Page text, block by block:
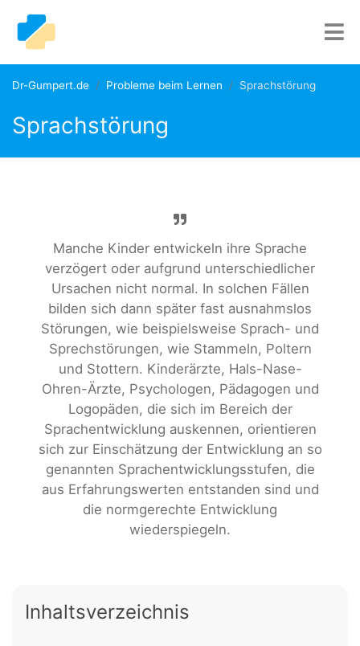
Dr-Gumpert.de Probleme beim Lernen Sprachstörung
Sprachstörung
Manche Kinder entwickeln ihre Sprache
verzögert oder aufgrund unterschiedlicher
Ursachen nicht normal. In solchen Fällen
bilden sich dann später fast ausnahmslos
Störungen, wie beispielsweise Sprach- und
Sprechstörungen, wie Stammeln, Poltern
und Stottern. Kinderärzte, Hals-Nase-
Ohren-Ärzte, Psychologen, Pädagogen und
Logopäden, die sich im Bereich der
Sprachentwicklung auskennen, orientieren
sich zur Einschätzung der Entwicklung an so
genannten Sprachentwicklungsstufen, die
aus Erfahrungswerten entstanden sind und
die normgerechte Entwicklung
wiederspiegeln.
Inhaltsverzeichnis